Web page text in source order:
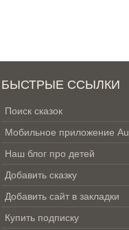
БЫСТРЫЕ ССЫЛКИ
Поиск сказок
Мобильное приложение
Наш блог про детей
Добавить сказку
Добавить сайт в закладки
Купить подписку